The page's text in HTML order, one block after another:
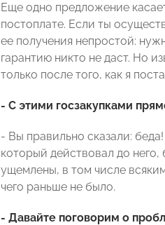
Еще одно предложение
постоплате. Если ты
ее получения непростой:
гарантию никто не даст. Но
только после того, как я
- С этими госзакупками
- Вы правильно сказали:
который действовал до
ущемлены, в том числе
чего раньше не было.
- Давайте поговорим о